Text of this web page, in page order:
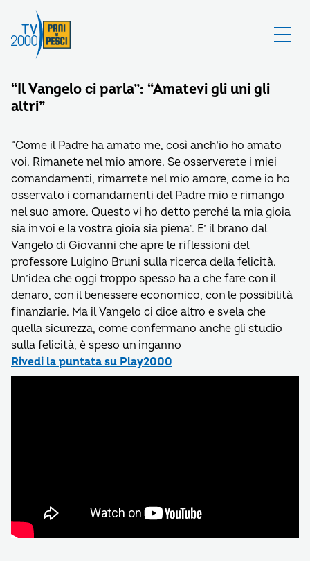
“Il Vangelo ci parla”: “Amatevi gli uni gli
altri”
“Come il Padre ha amato me, così anch’io ho amato
voi. Rimanete nel mio amore. Se osserverete i miei
comandamenti, rimarrete nel mio amore, come io ho
osservato i comandamenti del Padre mio e rimango
nel suo amore. Questo vi ho detto perché la mia gioia
sia in voi e la vostra gioia sia piena”. E’ il brano dal
Vangelo di Giovanni che apre le riflessioni del
professore Luigino Bruni sulla ricerca della felicità.
Un’idea che oggi troppo spesso ha a che fare con il
denaro, con il benessere economico, con le possibilità
finanziarie. Ma il Vangelo ci dice altro e svela che
quella sicurezza, come confermano anche gli studio
sulla felicità, è speso un inganno
Rivedi la puntata su Play2000